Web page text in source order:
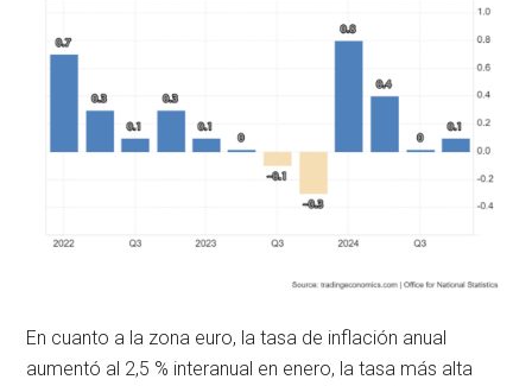
En cuanto a la zona euro, la tasa de inflación anual
aumentó al 2,5 % interanual en enero, la tasa más alta